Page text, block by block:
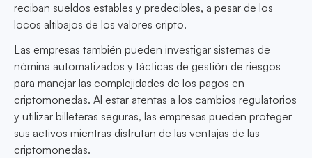
reciban sueldos estables y predecibles, a pesar de los
locos altibajos de los valores cripto.
Las empresas también pueden investigar sistemas de
nómina automatizados y tácticas de gestión de riesgos
para manejar las complejidades de los pagos en
criptomonedas. Al estar atentas a los cambios regulatorios
y utilizar billeteras seguras, las empresas pueden proteger
sus activos mientras disfrutan de las ventajas de las
criptomonedas.